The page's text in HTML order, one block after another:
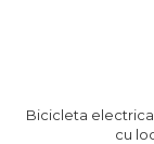
Bicicleta electrica
cu